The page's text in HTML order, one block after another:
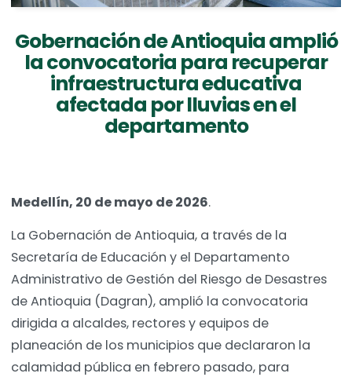
Gobernación de Antioquia amplió
la convocatoria para recuperar
infraestructura educativa
afectada por lluvias en el
departamento
Medellín, 20 de mayo de 2026.
La Gobernación de Antioquia, a través de la
Secretaría de Educación y el Departamento
Administrativo de Gestión del Riesgo de Desastres
de Antioquia (Dagran), amplió la convocatoria
dirigida a alcaldes, rectores y equipos de
planeación de los municipios que declararon la
calamidad pública en febrero pasado, para